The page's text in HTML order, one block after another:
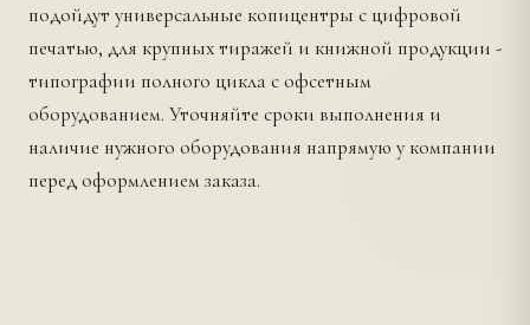
подойдут универсальные копицентры с цифровой
печатью, для крупных тиражей и книжной продукции -
типографии полного цикла с офсетным
оборудованием. Уточняйте сроки выполнения и
наличие нужного оборудования напрямую у компании
перед оформлением заказа.